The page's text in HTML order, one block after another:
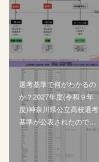
選考基準で何がわかるの
か？2027年度(令和９年
度)神奈川県公立高校選考
基準が公表されたので…